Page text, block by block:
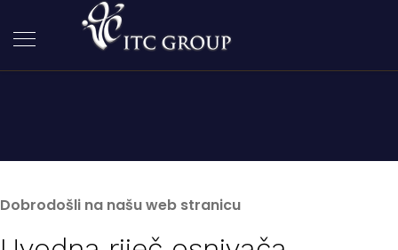
Dobrodošli na našu web stranicu